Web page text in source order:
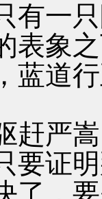
一只
表象
蓝道
严嵩
要证